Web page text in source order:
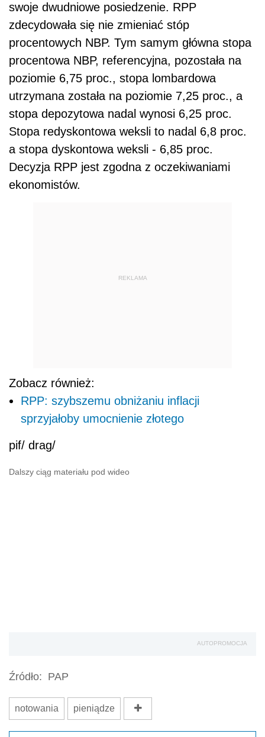
swoje dwudniowe posiedzenie. RPP
zdecydowała się nie zmieniać stóp
procentowych NBP. Tym samym główna stopa
procentowa NBP, referencyjna, pozostała na
poziomie 6,75 proc., stopa lombardowa
utrzymana została na poziomie 7,25 proc., a
stopa depozytowa nadal wynosi 6,25 proc.
Stopa redyskontowa weksli to nadal 6,8 proc.
a stopa dyskontowa weksli - 6,85 proc.
Decyzja RPP jest zgodna z oczekiwaniami
ekonomistów.
REKLAMA
Zobacz również:
RPP: szybszemu obniżaniu inflacji
sprzyjałoby umocnienie złotego
pif/ drag/
Dalszy ciąg materiału pod wideo
AUTOPROMOCJA
Źródło: PAP
notowania pieniądze